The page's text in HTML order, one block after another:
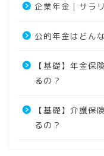
企業年金｜サラ
公的年金はどん
【基礎】年金保
るの？
【基礎】介護保
るの？